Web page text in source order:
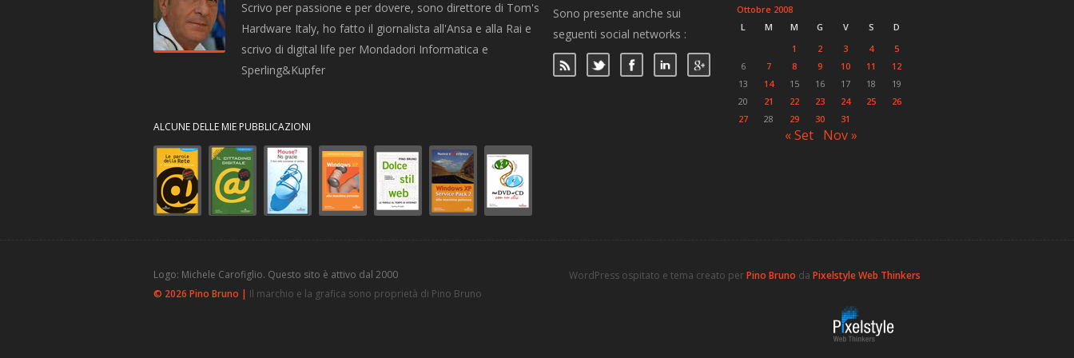
Scrivo per passione e per dovere, sono direttore di Tom's
Hardware Italy, ho fatto il giornalista all'Ansa e alla Rai e
scrivo di digital life per Mondadori Informatica e
Sperling&Kupfer
ALCUNE DELLE MIE PUBBLICAZIONI
Sono presente anche sui
seguenti social networks :
Ottobre 2008
L
M M G V S
D
1
2 3 4
5
6
7 8 9 10 11
12
13
14 15 16 17 18
19
20
21 22 23 24 25
26
27
28 29 30 31
« Set Nov »
WordPress ospitato e tema creato perPino Bruno da Pixelstyle Web Thinkers
Logo: Michele Carofiglio. Questo sito è attivo dal 2000
© 2026 Pino Bruno | Il marchio e la grafica sono proprietà di Pino Bruno